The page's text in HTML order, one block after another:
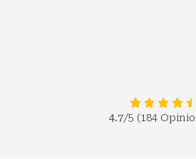
4.7/5 (184